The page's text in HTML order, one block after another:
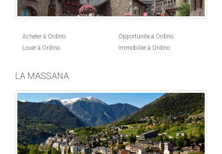
Acheter à Ordino
Louer à Ordino
Opportunite à Ordino
Immobilier à Ordino
LA MASSANA